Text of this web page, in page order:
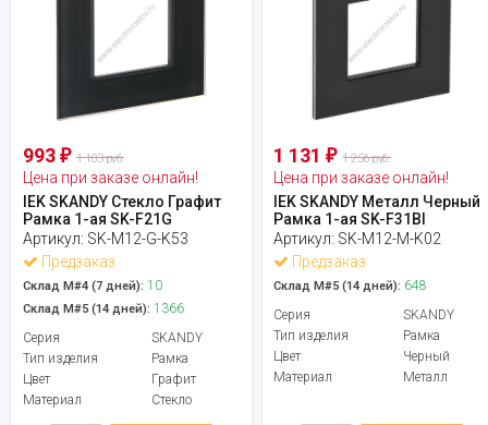
993 ₽ 1 103 руб.
Цена при заказе онлайн!
IEK SKANDY Стекло Графит
Рамка 1-ая SK-F21G
Артикул: SK-M12-G-K53
Предзаказ
Склад М#4 (7 дней): 10
Склад М#5 (14 дней): 1366
Серия
SKANDY
Тип изделия
Рамка
Цвет
Графит
Материал
Стекло
1 131₽ 1 256 руб.
Цена при заказе онлайн!
IEK SKANDY Металл Черный
Рамка 1-ая SK-F31Bl
Артикул: SK-M12-M-K02
Предзаказ
Склад М#5 (14 дней): 648
Серия
SKANDY
Тип изделия
Рамка
Цвет
Черный
Материал
Металл